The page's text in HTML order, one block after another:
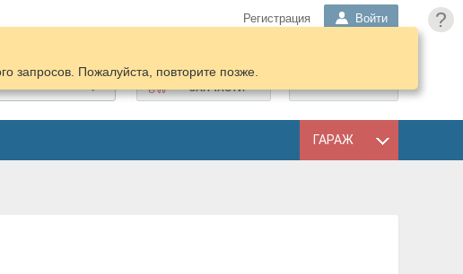
?
Регистрация Войти
ПОДОБРАТЬ
ЗАПЧАСТИ
ГАРАЖ
запросов. Пожалуйста, повторите позже.